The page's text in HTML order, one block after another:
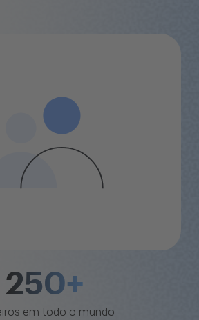
250+
em todo o mundo